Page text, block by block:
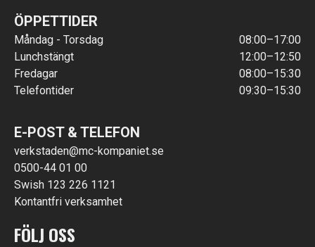
ÖPPETTIDER
Måndag - Torsdag
08:00–17:00
Lunchstängt
12:00–12:50
Fredagar
08:00–15:30
Telefontider
09:30–15:30
E-POST & TELEFON
verkstaden@mc-kompaniet.se
0500-44 01 00
Swish 123 226 1121
Kontantfri verksamhet
FÖLJ OSS